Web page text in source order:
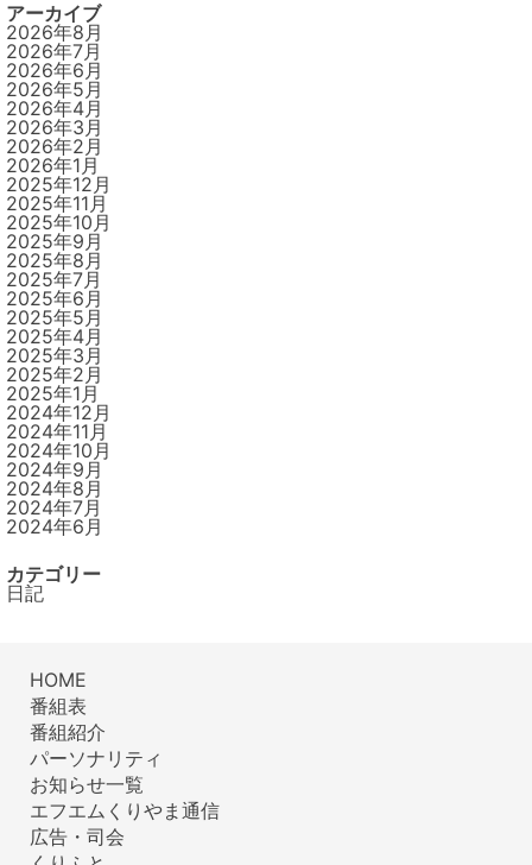
アーカイブ
2026年8月
2026年7月
2026年6月
2026年5月
2026年4月
2026年3月
2026年2月
2026年1月
2025年12月
2025年11月
2025年10月
2025年9月
2025年8月
2025年7月
2025年6月
2025年5月
2025年4月
2025年3月
2025年2月
2025年1月
2024年12月
2024年11月
2024年10月
2024年9月
2024年8月
2024年7月
2024年6月
カテゴリー
日記
HOME
番組表
番組紹介
パーソナリティ
お知らせ一覧
エフエムくりやま通信
広告・司会